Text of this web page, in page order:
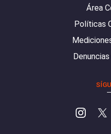
Área
Políticas